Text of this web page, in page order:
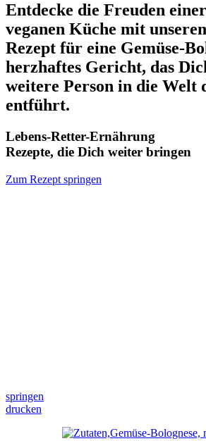
Entdecke die Freuden
veganen Küche mit
Rezept für eine Gemüse-
herzhaftes Gericht, das
weitere Person in die Welt
entführt.
Lebens-Retter-Ernährung
Rezepte, die Dich weiter bringen
Zum Rezept springen
springen
drucken